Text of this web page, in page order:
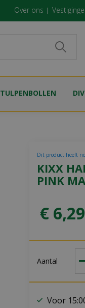
Over ons
TULPENBOLLEN
KIXX
PINK
Dit product heeft
€ 6,29
Aantal
Voor